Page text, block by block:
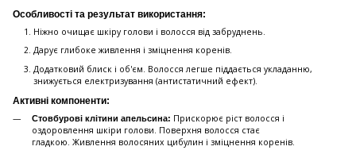
Особливості та результат використання:
Ніжно очищає шкіру голови і волосся від забруднень.
Дарує глибоке живлення і зміцнення коренів.
Додатковий блиск і об'єм. Волосся легше піддається укладанню,
знижується електризування (антистатичний ефект).
Активні компоненти:
Стовбурові клітини апельсина: Прискорює ріст волосся і
оздоровлення шкіри голови. Поверхня волосся стає
гладкою. Живлення волосяних цибулин і зміцнення коренів.